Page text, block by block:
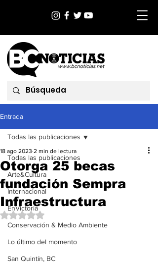
Entrada
Todas las publicaciones
Arte&Cultura
Internacional
EnVictoria
Conservación & Medio Ambiente
Lo último del momento
San Quintín, BC
Todas las publicaciones
Otorga 25 becas
fundación Sempra
Infraestructura
18 ago 2023 2 min de lectura
Obtuvo NaN de 5 estrellas.